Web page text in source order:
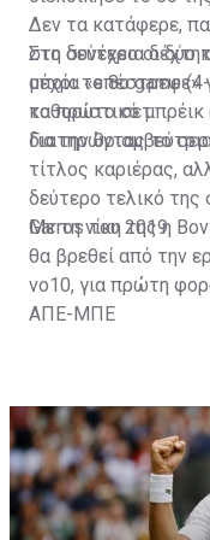
τρόπαιο.
Δεν τα κατάφερε,
στη συνέχεια
οποία «επέστρεψε»
το πρώτο σετ.
Στο δεύτερο οι δύο
μέχρι το 8ο game
καθοριστικό
διατηρώντας το
Για την
τίτλος καριέρας,
δεύτερο τελικό της
Garros του 2019.
Με τη νίκη της η
θα βρεθεί από την
νο10, για πρώτη
ΑΠΕ-ΜΠΕ